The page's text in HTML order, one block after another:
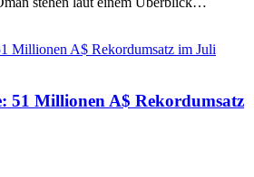
51 Millionen A$ Rekordumsatz